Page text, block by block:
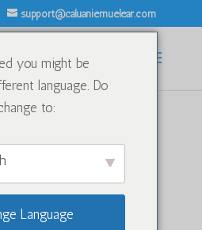
support@caluaniemuelear.com
с нами
с нами
вам с любыми
you might be
language. Do
to:
Language